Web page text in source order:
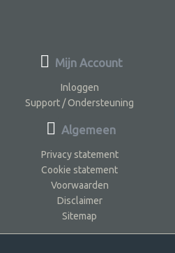
Mijn Account
Inloggen
Support / Ondersteuning
Algemeen
Privacy statement
Cookie statement
Voorwaarden
Disclaimer
Sitemap